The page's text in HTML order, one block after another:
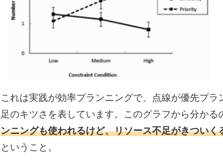
これは実践が効率プランニングで、点線が優先プ
足のキツさを表しています。このグラフから分かる
ンニングも使われるけど、リソース不足がきつい
ということ。